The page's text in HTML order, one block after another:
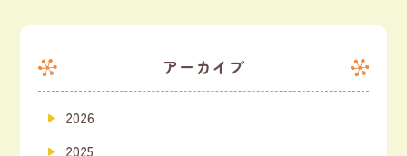
アーカイブ
2026
2025